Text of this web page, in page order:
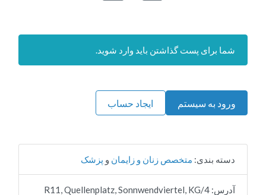
شما برای پست گذاشتن باید وارد شوید.
ورود به سیستم ایجاد حساب
دسته بندی: متخصص زنان و زایمان و پزشک
آدرس:
4/R11, Quellenplatz, Sonnwendviertel, KG